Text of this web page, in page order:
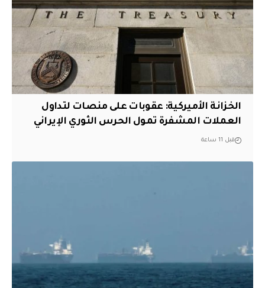
الخزانة الأميركية: عقوبات على منصات لتداول
العملات المشفرة تمول الحرس الثوري الإيراني
قبل 11 ساعة